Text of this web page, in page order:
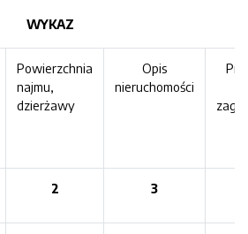
WYKAZ
Powierzchnia
najmu,
dzierżawy
Opis
nieruchomości
2 3